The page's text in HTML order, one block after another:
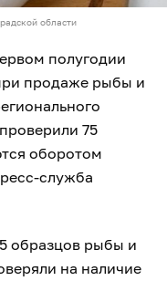
области
полугодии
продаже рыбы и
75
оборотом
служба
образцов рыбы и
на наличие